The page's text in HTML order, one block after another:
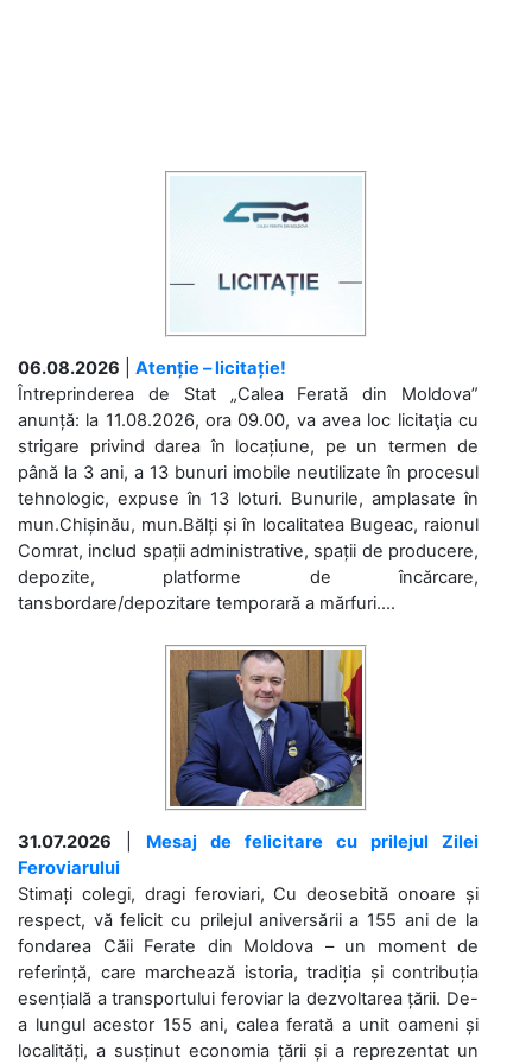
06.08.2026
Atenție – licitație!
Întreprinderea de Stat „Calea Ferată din Moldova”
anunță: la 11.08.2026, ora 09.00, va avea loc licitaţia cu
strigare privind darea în locațiune, pe un termen de
până la 3 ani, a 13 bunuri imobile neutilizate în procesul
tehnologic, expuse în 13 loturi. Bunurile, amplasate în
mun.Chișinău, mun.Bălți și în localitatea Bugeac, raionul
Comrat, includ spații administrative, spații de producere,
depozite, platforme de încărcare,
tansbordare/depozitare temporară a mărfuri....
31.07.2026
Mesaj de felicitare cu prilejul Zilei
Feroviarului
Stimați colegi, dragi feroviari, Cu deosebită onoare și
respect, vă felicit cu prilejul aniversării a 155 ani de la
fondarea Căii Ferate din Moldova – un moment de
referință, care marchează istoria, tradiția și contribuția
esențială a transportului feroviar la dezvoltarea țării. De-
a lungul acestor 155 ani, calea ferată a unit oameni și
localități, a susținut economia țării și a reprezentat un